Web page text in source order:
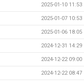
2025-01-10 11:53
2025-01-07 10:53
2025-01-06 18:05
2024-12-31 14:29
2024-12-22 09:00
2024-12-22 08:47